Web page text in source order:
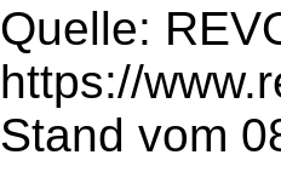
Quelle:
https://
Stand vom